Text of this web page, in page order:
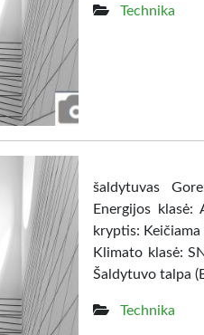
Technika
šaldytuvas
Energijos
kryptis:
Klimato klasė:
Šaldytuvo talpa
Technika